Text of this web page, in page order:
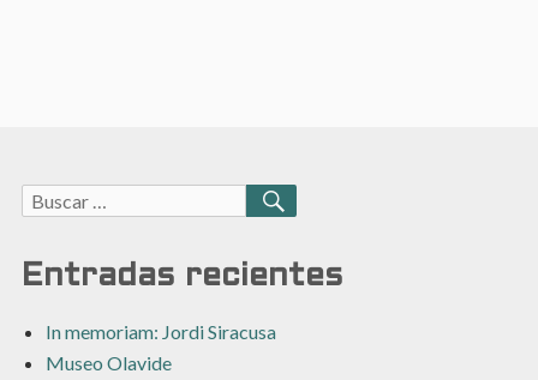
Buscar:
BUSCAR
Entradas recientes
In memoriam: Jordi Siracusa
Museo Olavide